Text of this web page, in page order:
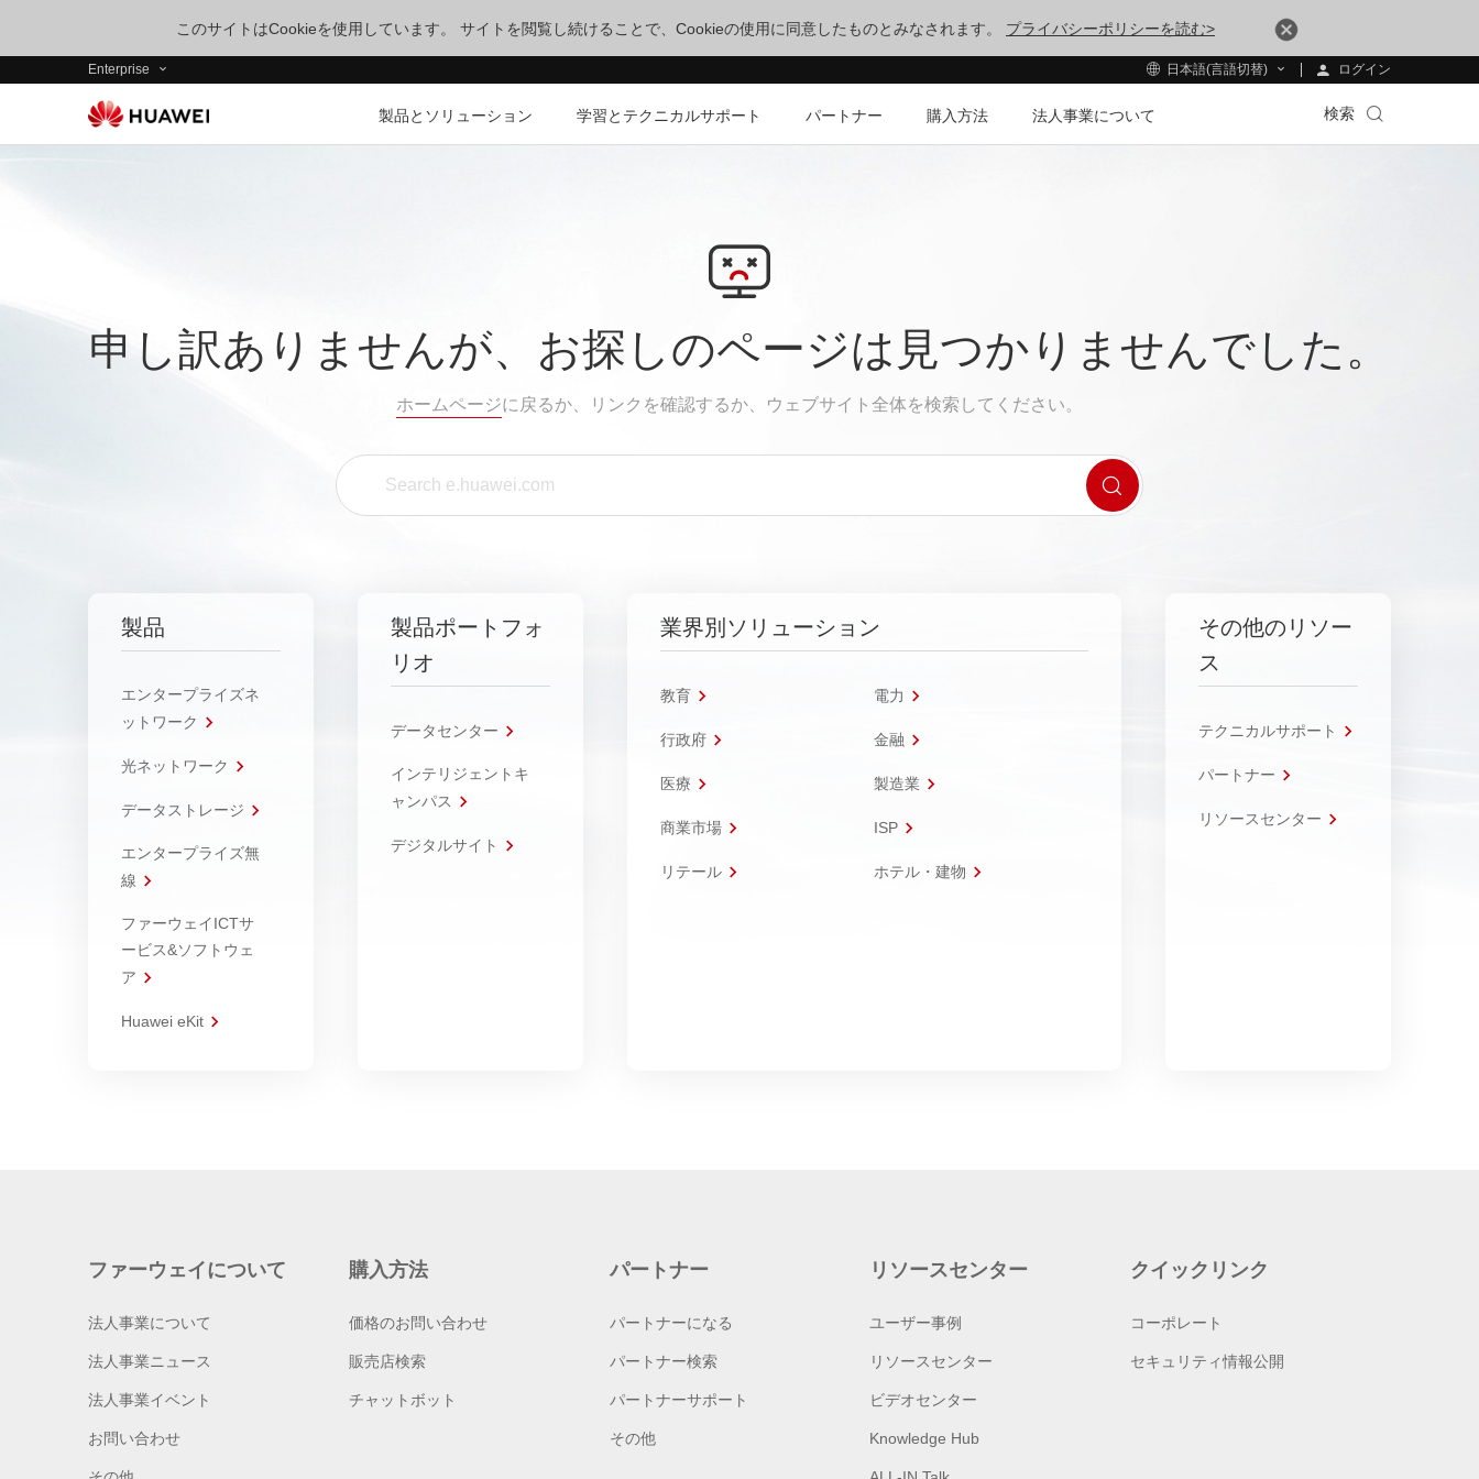
このサイトはCookieを使用しています。 サイトを閲覧し続けることで、Cookieの使用に同意したものとみなされます。 プライバシーポリシーを読む>
Enterprise 日本語(言語切替) ログイン
製品とソリューション 学習とテクニカルサポート パートナー 購入方法 法人事業について 検索
申し訳ありませんが、お探しのページは見つかりませんでした。
ホームページに戻るか、リンクを確認するか、ウェブサイト全体を検索してください。
製品
エンタープライズネ
ットワーク
光ネットワーク
データストレージ
エンタープライズ無
線
ファーウェイICTサ
ービス&ソフトウェ
ア
Huawei eKit
製品ポートフォ
リオ
データセンター
インテリジェントキ
ャンパス
デジタルサイト
業界別ソリューション
教育 電力
行政府 金融
医療 製造業
商業市場 ISP
リテール ホテル・建物
その他のリソー
ス
テクニカルサポート
パートナー
リソースセンター
ファーウェイについて
法人事業について
法人事業ニュース
法人事業イベント
お問い合わせ
購入方法
価格のお問い合わせ
販売店検索
チャットボット
パートナー
パートナーになる
パートナー検索
パートナーサポート
その他
リソースセンター
ユーザー事例
リソースセンター
ビデオセンター
Knowledge Hub
クイックリンク
コーポレート
セキュリティ情報公開